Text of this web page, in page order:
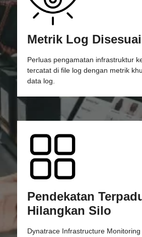
Metrik Log
Perluas pengamatan infrastruktur
tercatat di file log dengan metrik
data log.
Pendekatan
Hilangkan Silo
Dynatrace Infrastructure